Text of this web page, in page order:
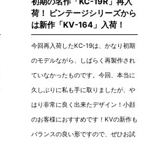
荷！ ビンテージシリーズから
は新作「KV-164」入荷！
今回再入荷したKC-19は、かなり初期
のモデルながら、しばらく再製作され
ていなかったものです。今回、本当に
久しぶりに私も手に取りましたが、や
はり非常に良く出来たデザイン！小顔
のお客様におすすめです！KVの新作も
バランスの良い形ですので、ぜひお試